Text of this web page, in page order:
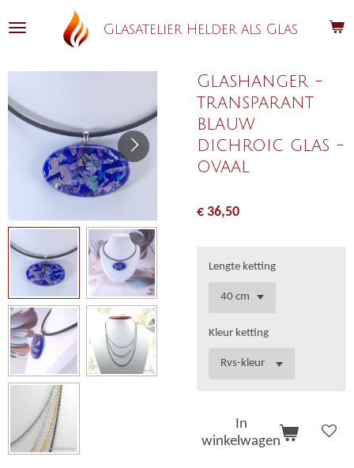
direct
Glasatelier Helder als Glas
Glashanger -
transparant
blauw
dichroic glas -
ovaal
€ 36,50
Lengte ketting
Kleur ketting
In
winkelwagen